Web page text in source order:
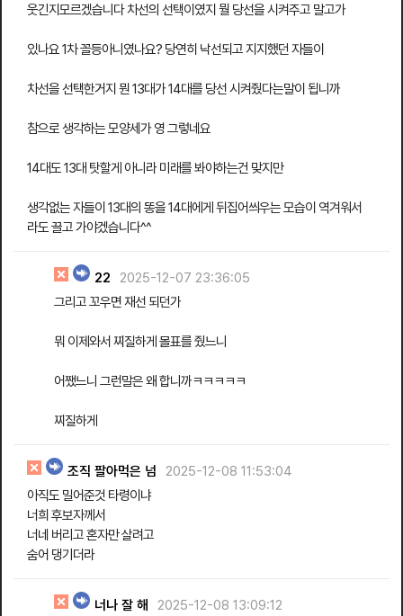
웃긴지모르겠습니다 차선의 선택이였지 뭘 당선을 시켜주고 말고가
있나요 1차 꼴등아니였나요? 당연히 낙선되고 지지했던 자들이
차선을 선택한거지 뭔 13대가 14대를 당선 시켜줬다는말이 됩니까
참으로 생각하는 모양세가 영 그렇네요
14대도 13대 탓할게 아니라 미래를 봐야하는건 맞지만
생각없는 자들이 13대의 똥을 14대에게 뒤집어씌우는 모습이 역겨워서
라도 끌고 가야겠습니다^^
22
2025-12-07 23:36:05
그리고 꼬우면 재선 되던가
뭐 이제와서 찌질하게 몰표를 줬느니
어쨌느니 그런말은 왜 합니까ㅋㅋㅋㅋㅋ
찌질하게
조직 팔아먹은 넘
2025-12-08 11:53:04
아직도 밀어준것 타령이냐
너희 후보자께서
너네 버리고 혼자만 살려고
숨어 댕기더라
너나 잘 해
2025-12-08 13:09:12